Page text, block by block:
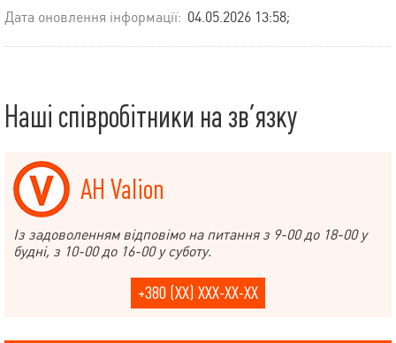
Дата оновлення інформації: 04.05.2026 13:58;
Наші співробітники на зв’язку
АН Valion
Із задоволенням відповімо на питання з 9-00 до 18-00 у
будні, з 10-00 до 16-00 у суботу.
+380 (XX) XXX-XX-XX